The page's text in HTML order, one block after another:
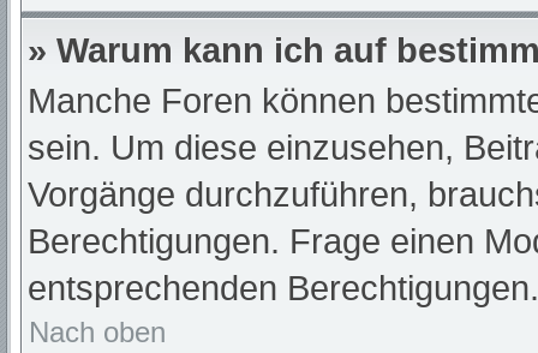
» Warum kann ich auf
Manche Foren können
sein. Um diese einzusehen,
Vorgänge durchzuführen,
Berechtigungen. Frage einen
entsprechenden Berechtigungen.
Nach oben